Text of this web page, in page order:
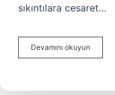
sıkıntılara cesaret…
Devamını okuyun
Ve
Ne